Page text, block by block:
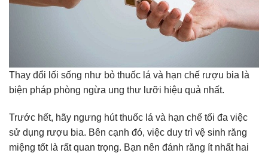
Thay đổi lối sống như bỏ thuốc lá và hạn chế rượu bia là
biện pháp phòng ngừa ung thư lưỡi hiệu quả nhất.
Trước hết, hãy ngưng hút thuốc lá và hạn chế tối đa việc
sử dụng rượu bia. Bên cạnh đó, việc duy trì vệ sinh răng
miệng tốt là rất quan trọng. Bạn nên đánh răng ít nhất hai